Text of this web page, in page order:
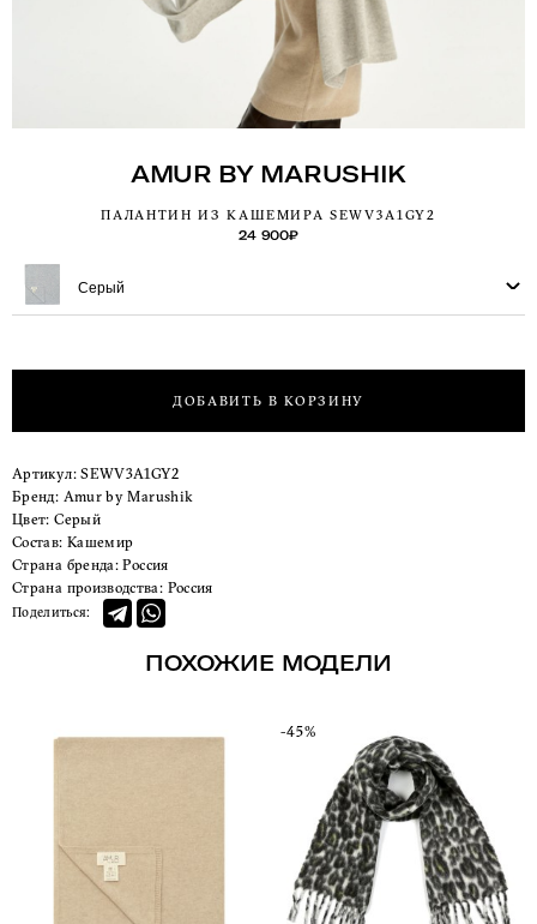
AMUR BY MARUSHIK
ПАЛАНТИН ИЗ КАШЕМИРА SEWV3A1GY2
24 900₽
Серый
ДОБАВИТЬ В КОРЗИНУ
Артикул:SEWV3A1GY2
Бренд:
Amur by Marushik
Цвет:
Серый
Состав: Кашемир
Страна бренда: Россия
Страна производства: Россия
Поделиться:
ПОХОЖИЕ МОДЕЛИ
-45%